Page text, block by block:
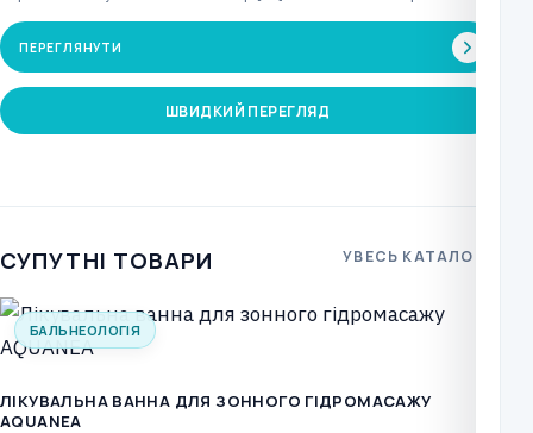
ПЕРЕГЛЯНУТИ
ШВИДКИЙ ПЕРЕГЛЯД
СУПУТНІ ТОВАРИ УВЕСЬ КАТАЛОГ
БАЛЬНЕОЛОГІЯ
ЛІКУВАЛЬНА ВАННА ДЛЯ ЗОННОГО ГІДРОМАСАЖУ
AQUANEA